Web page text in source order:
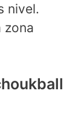
nivel.
zona